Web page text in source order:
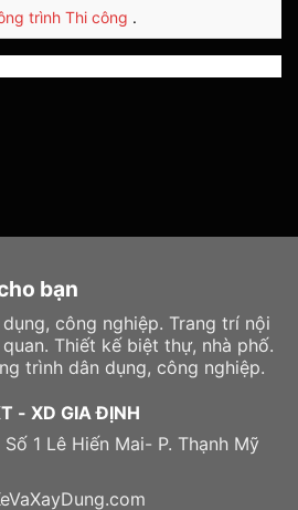
trình Thi công .
bạn
công nghiệp. Trang trí nội
Thiết kế biệt thự, nhà phố.
trình dân dụng, công nghiệp.
- XD GIA ĐỊNH
1 Lê Hiến Mai- P. Thạnh Mỹ